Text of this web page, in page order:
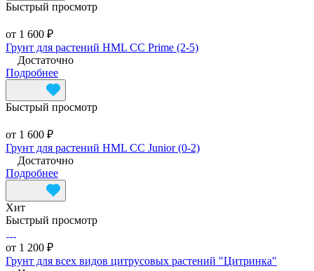
Быстрый просмотр
от 1 600 ₽
Грунт для растений HML CC Prime (2-5)
Достаточно
Подробнее
Быстрый просмотр
от 1 600 ₽
Грунт для растений HML CC Junior (0-2)
Достаточно
Подробнее
Хит
Быстрый просмотр
от 1 200 ₽
Грунт для всех видов цитрусовых растений "Цитринка"